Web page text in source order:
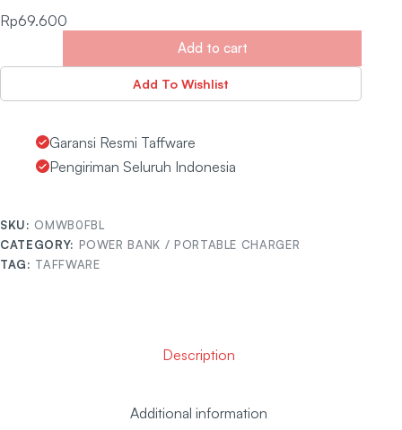
Rp69.600
Add to cart
Add To Wishlist
Garansi Resmi Taffware
Pengiriman Seluruh Indonesia
SKU: OMWB0FBL
CATEGORY: POWER BANK / PORTABLE CHARGER
TAG: TAFFWARE
Description
Additional information